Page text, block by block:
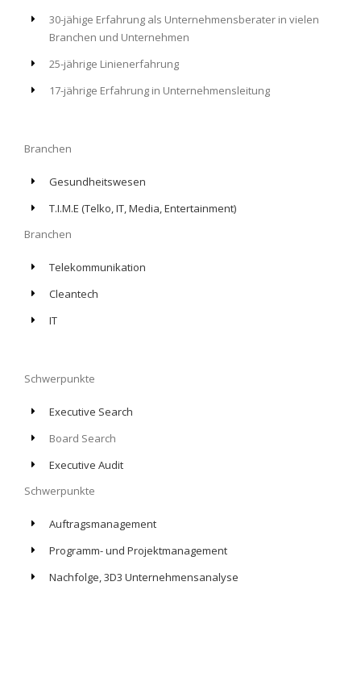
30-jähige Erfahrung als Unternehmensberater in vielen
Branchen und Unternehmen
25-jährige Linienerfahrung
17-jährige Erfahrung in Unternehmensleitung
Branchen
Gesundheitswesen
T.I.M.E (Telko, IT, Media, Entertainment)
Branchen
Telekommunikation
Cleantech
IT
Schwerpunkte
Executive Search
Board Search
Executive Audit
Schwerpunkte
Auftragsmanagement
Programm- und Projektmanagement
Nachfolge, 3D3 Unternehmensanalyse